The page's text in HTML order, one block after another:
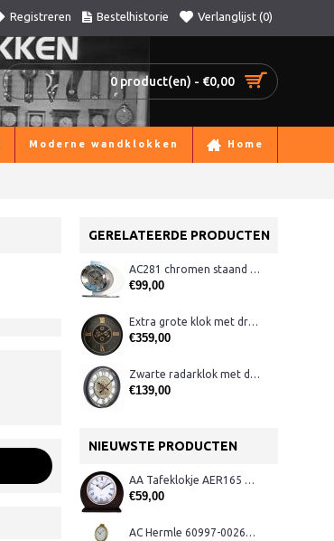
Registreren Bestelhistorie Verlanglijst (0)
0 product(en) - €0,00
Moderne wandklokken Home
GERELATEERDE PRODUCTEN
AC281 chromen staand klokje
€99,00
Extra grote klok met draaiende tandwielen120 cm
€359,00
Zwarte radarklok met draaiende tandwielen
€139,00
NIEUWSTE PRODUCTEN
AA Tafeklokje AER165 noten
€59,00
AC Hermle 60997-00261 wandklok